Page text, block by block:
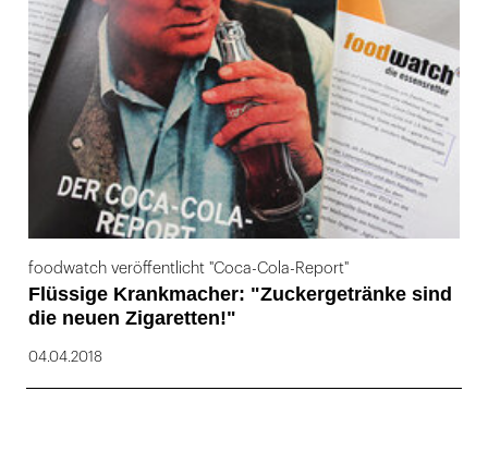
169
foodwatch veröffentlicht "Coca-Cola-Report"
Flüssige Krankmacher: "Zuckergetränke sind
die neuen Zigaretten!"
04.04.2018